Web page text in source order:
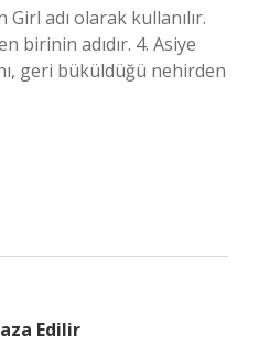
adı olarak kullanılır.
birinin adıdır. 4. Asiye
geri büküldüğü nehirden
Edilir